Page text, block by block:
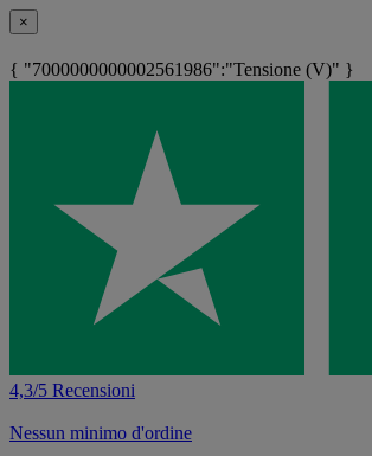
×
{ "7000000000002561986":"Tensione (V)" }
4,3/5 Recensioni
Nessun minimo d'ordine